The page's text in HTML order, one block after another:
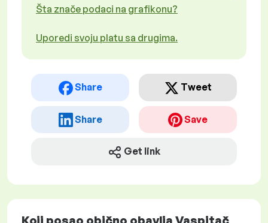
Šta znače podaci na grafikonu?
Uporedi svoju platu sa drugima.
Share Tweet
Share Save
Get link